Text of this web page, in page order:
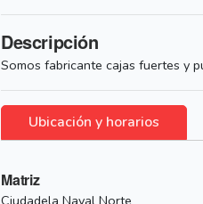
Descripción
Somos fabricante cajas fuertes y
Ubicación y horarios
Matriz